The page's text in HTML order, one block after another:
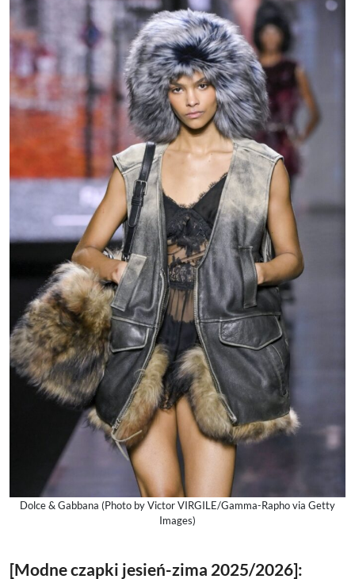
Dolce & Gabbana (Photo by Victor VIRGILE/Gamma-Rapho via Getty
Images)
[Modne czapki jesień-zima 2025/2026]: